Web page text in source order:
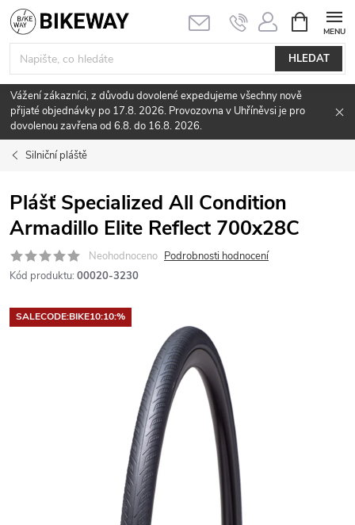
Přejít
na
obsah
HLEDAT
NÁKUPNÍ
KOŠÍK
Vážení zákazníci, z důvodu dovolené expedujeme všechny nově
přijaté objednávky po 17.8. 2026. Provozovna v Uhříněvsi je pro
dovolenou zavřena od 6.8. do 16.8. 2026.
Silniční pláště
Plášť Specialized All Condition
Armadillo Elite Reflect 700x28C
Neohodnoceno Podrobnosti hodnocení
Kód produktu: 00020-3230
SALECODE:BIKE10:10:%